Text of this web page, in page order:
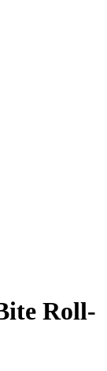
Roll-